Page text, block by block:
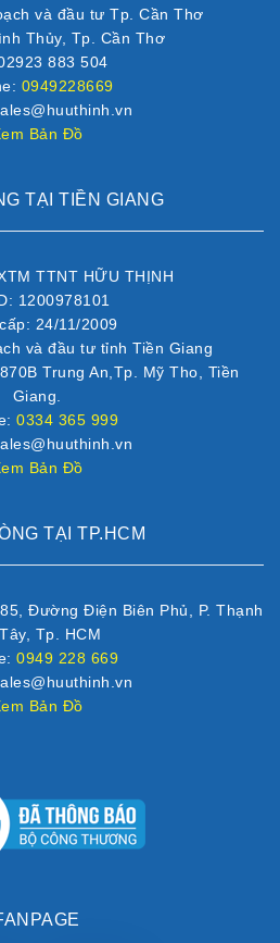
và đầu tư Tp. Cần Thơ
Thủy, Tp. Cần Thơ
883 504
0949228669
Bản Đồ
TẠI TIỀN GIANG
TTNT HỮU THỊNH
1200978101
24/11/2009
và đầu tư tỉnh Tiền Giang
Trung An,Tp. Mỹ Tho, Tiền
Giang.
0334 365 999
Bản Đồ
TẠI TP.HCM
Đường Điện Biên Phủ, P. Thạnh
Tp. HCM
0949 228 669
Bản Đồ